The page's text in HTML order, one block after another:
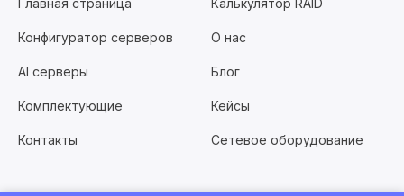
Главная страница Калькулятор RAID
Конфигуратор серверов О нас
AI серверы Блог
Комплектующие Кейсы
Контакты Сетевое оборудование